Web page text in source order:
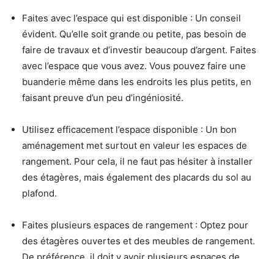
Faites avec l’espace qui est disponible : Un conseil
évident. Qu’elle soit grande ou petite, pas besoin de
faire de travaux et d’investir beaucoup d’argent. Faites
avec l’espace que vous avez. Vous pouvez faire une
buanderie même dans les endroits les plus petits, en
faisant preuve d’un peu d’ingéniosité.
Utilisez efficacement l’espace disponible : Un bon
aménagement met surtout en valeur les espaces de
rangement. Pour cela, il ne faut pas hésiter à installer
des étagères, mais également des placards du sol au
plafond.
Faites plusieurs espaces de rangement : Optez pour
des étagères ouvertes et des meubles de rangement.